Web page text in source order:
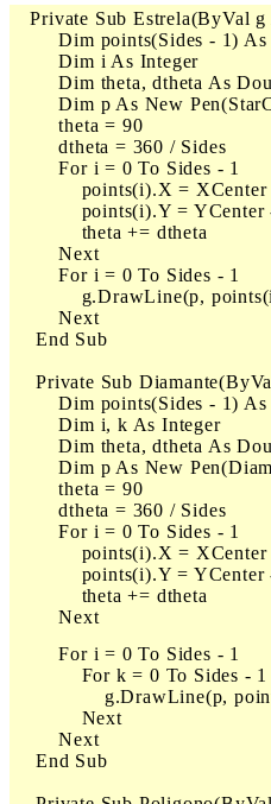
Private Sub Estrela(ByVal
Dim points(Sides - 1)
        Dim i As Integer
Dim theta, dtheta As
Dim p As New
        theta = 90
        dtheta = 360 / Sides
        For i = 0 To Sides - 1
points(i).X =
points(i).Y =
            theta += dtheta
        Next
        For i = 0 To Sides - 1
g.DrawLine(p,
        Next
    End Sub
Private Sub
Dim points(Sides - 1)
        Dim i, k As Integer
Dim theta, dtheta As
Dim p As New
        theta = 90
        dtheta = 360 / Sides
        For i = 0 To Sides - 1
points(i).X =
points(i).Y =
            theta += dtheta
        Next
        For i = 0 To Sides - 1
            For k = 0 To Sides - 1
g.DrawLine(p,
            Next
        Next
    End Sub